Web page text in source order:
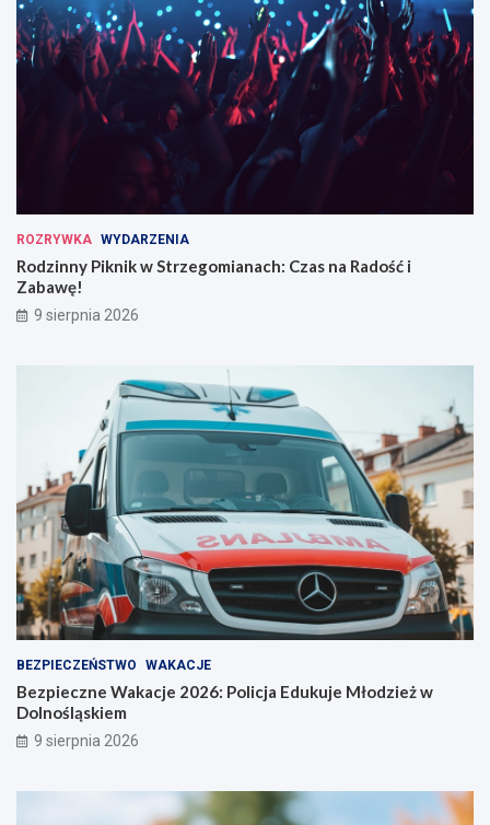
ROZRYWKA WYDARZENIA
Rodzinny Piknik w Strzegomianach: Czas na Radość i
Zabawę!
9 sierpnia 2026
BEZPIECZEŃSTWO WAKACJE
Bezpieczne Wakacje 2026: Policja Edukuje Młodzież w
Dolnośląskiem
9 sierpnia 2026